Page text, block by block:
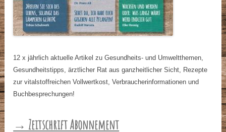
12 x jährlich aktuelle Artikel zu Gesundheits- und Umweltthemen,
Gesundheitstipps, ärztlicher Rat aus ganzheitlicher Sicht, Rezepte
zur vitalstoffreichen Vollwertkost, Verbraucherinformationen und
Buchbesprechungen!
→ Zeitschrift Abonnement